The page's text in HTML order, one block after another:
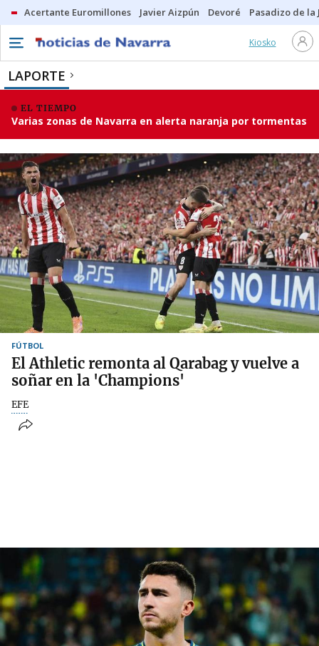
Acertante Euromillones Javier Aizpún Devoré Pasadizo de la
Kiosko
LAPORTE
EL TIEMPO
Varias zonas de Navarra en alerta naranja por tormentas
FÚTBOL
El Athletic remonta al Qarabag y vuelve a
soñar en la 'Champions'
EFE